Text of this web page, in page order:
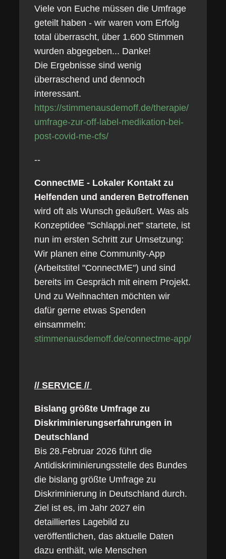
Viele von Euche müssen die Umfrage
geteilt haben - wir waren vom Erfolg
total überrascht, über 1.600 Stimmen
wurden abgegeben... Danke!
Die Ergebnisse sind wenig
überraschend und dennoch
interessant.
https://stimmenausdemoff.de/therapie/
umfrage-zur-off-label-medikation-bei-
post-covid-me-cfs/
--
ConnectME - Lokaler Kontakt zu
Helfenden und anderen Betroffenen
wird oft als Wunsch geäußert. Was als
Konzeptidee "Schlappi.net" startete, ist
nun im ersten Schritt zur Umsetzung:
Wir planen eine Community-App
(Arbeitstitel "ConnectME") und sind
bereits im Gespräch mit einem Projekt.
Und zu Weihnachten möchten wir
dafür gerne etwas Spenden
einsammeln:
stimmenausdemoff.de/connectme-app/
// SERVICE //
Bislang größte Umfrage zu
Diskriminierungserfahrungen in
Deutschland
Bis 28.Februar 2026 führt die
Antidiskriminierungsstelle des Bundes
die bislang größte Umfrage zu
Diskriminierung in Deutschland durch.
Ziel ist es, im Jahr 2027 ein
detailliertes Lagebild zu
veröffentlichen, das aktuelle Daten
dazu enthält, wie Menschen